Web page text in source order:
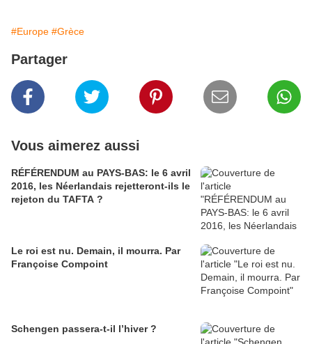
#Europe #Grèce
Partager
Vous aimerez aussi
RÉFÉRENDUM au PAYS-BAS: le 6 avril
2016, les Néerlandais rejetteront-ils le
rejeton du TAFTA ?
Le roi est nu. Demain, il mourra. Par
Françoise Compoint
Schengen passera-t-il l’hiver ?